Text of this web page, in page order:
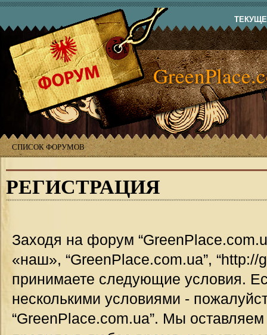
СПИСОК ФОРУМОВ
РЕГИСТРАЦИЯ
Заходя на форум
«наш», “GreenPlace.com.ua”,
принимаете следующие условия.
несколькими условиями -
“GreenPlace.com.ua”. Мы